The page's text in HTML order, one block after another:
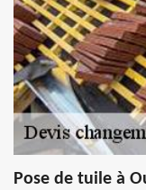
Pose de tuile à